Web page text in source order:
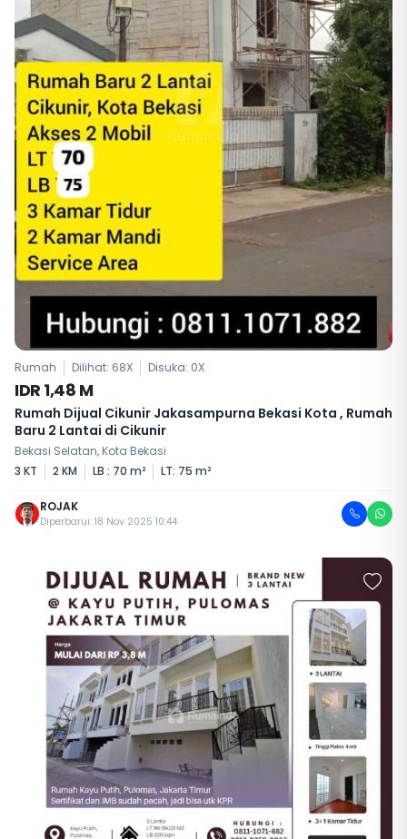
Rumah Dilihat: 68X Disuka: 0X
IDR 1,48 M
Rumah Dijual Cikunir Jakasampurna Bekasi Kota , Rumah
Baru 2 Lantai di Cikunir
Bekasi Selatan, Kota Bekasi
3 KT
2 KM LB : 70 m² LT: 75 m²
ROJAK
Diperbarui: 18 Nov 2025 10:44